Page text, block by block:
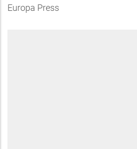
Europa Press